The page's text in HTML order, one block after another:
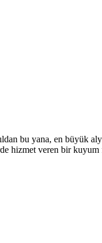
bu yana, en büyük
hizmet veren bir kuyum